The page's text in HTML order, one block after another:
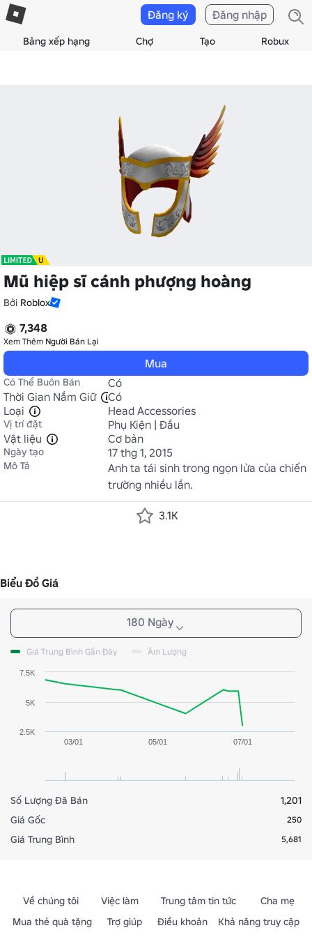
Bảng xếp hạng Chợ Tạo Robux
Đăng ký Đăng nhập
Mũ hiệp sĩ cánh phượng hoàng
Bởi Roblox
7,348
Xem Thêm Người Bán Lại
Mua
Có Thể Buôn Bán
Có
Thời Gian Nắm Giữ
Có
Loại
Head Accessories
Vị trí đặt
Phụ Kiện | Đầu
Vật liệu
Cơ bản
Ngày tạo 17 thg 1, 2015
Mô Tả
Anh ta tái sinh trong ngọn lửa của chiến
trường nhiều lần.
3.1K
Biểu Đồ Giá
180 Ngày
Giá Trung Bình Gần Đây Âm Lượng
03/01 05/01 07/01
5K
2.5K
7.5K
Số Lượng Đã Bán
1,201
Giá Gốc
250
Giá Trung Bình 5,681
Về chúng tôi Việc làm Trung tâm tin tức
Cha mẹ
Mua thẻ quà tặng
Trợ giúp Điều khoản
Khả năng truy cập